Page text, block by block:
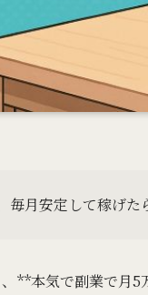
毎月安定して稼げ
**本気で副業で月5